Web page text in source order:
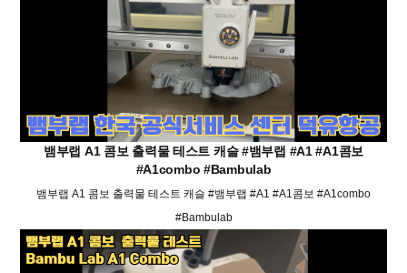
뱀부랩 A1 콤보 출력물 테스트 캐슬 #뱀부랩 #A1 #A1콤보
#A1combo #Bambulab
뱀부랩 A1 콤보 출력물 테스트 캐슬 #뱀부랩 #A1 #A1콤보 #A1combo
#Bambulab